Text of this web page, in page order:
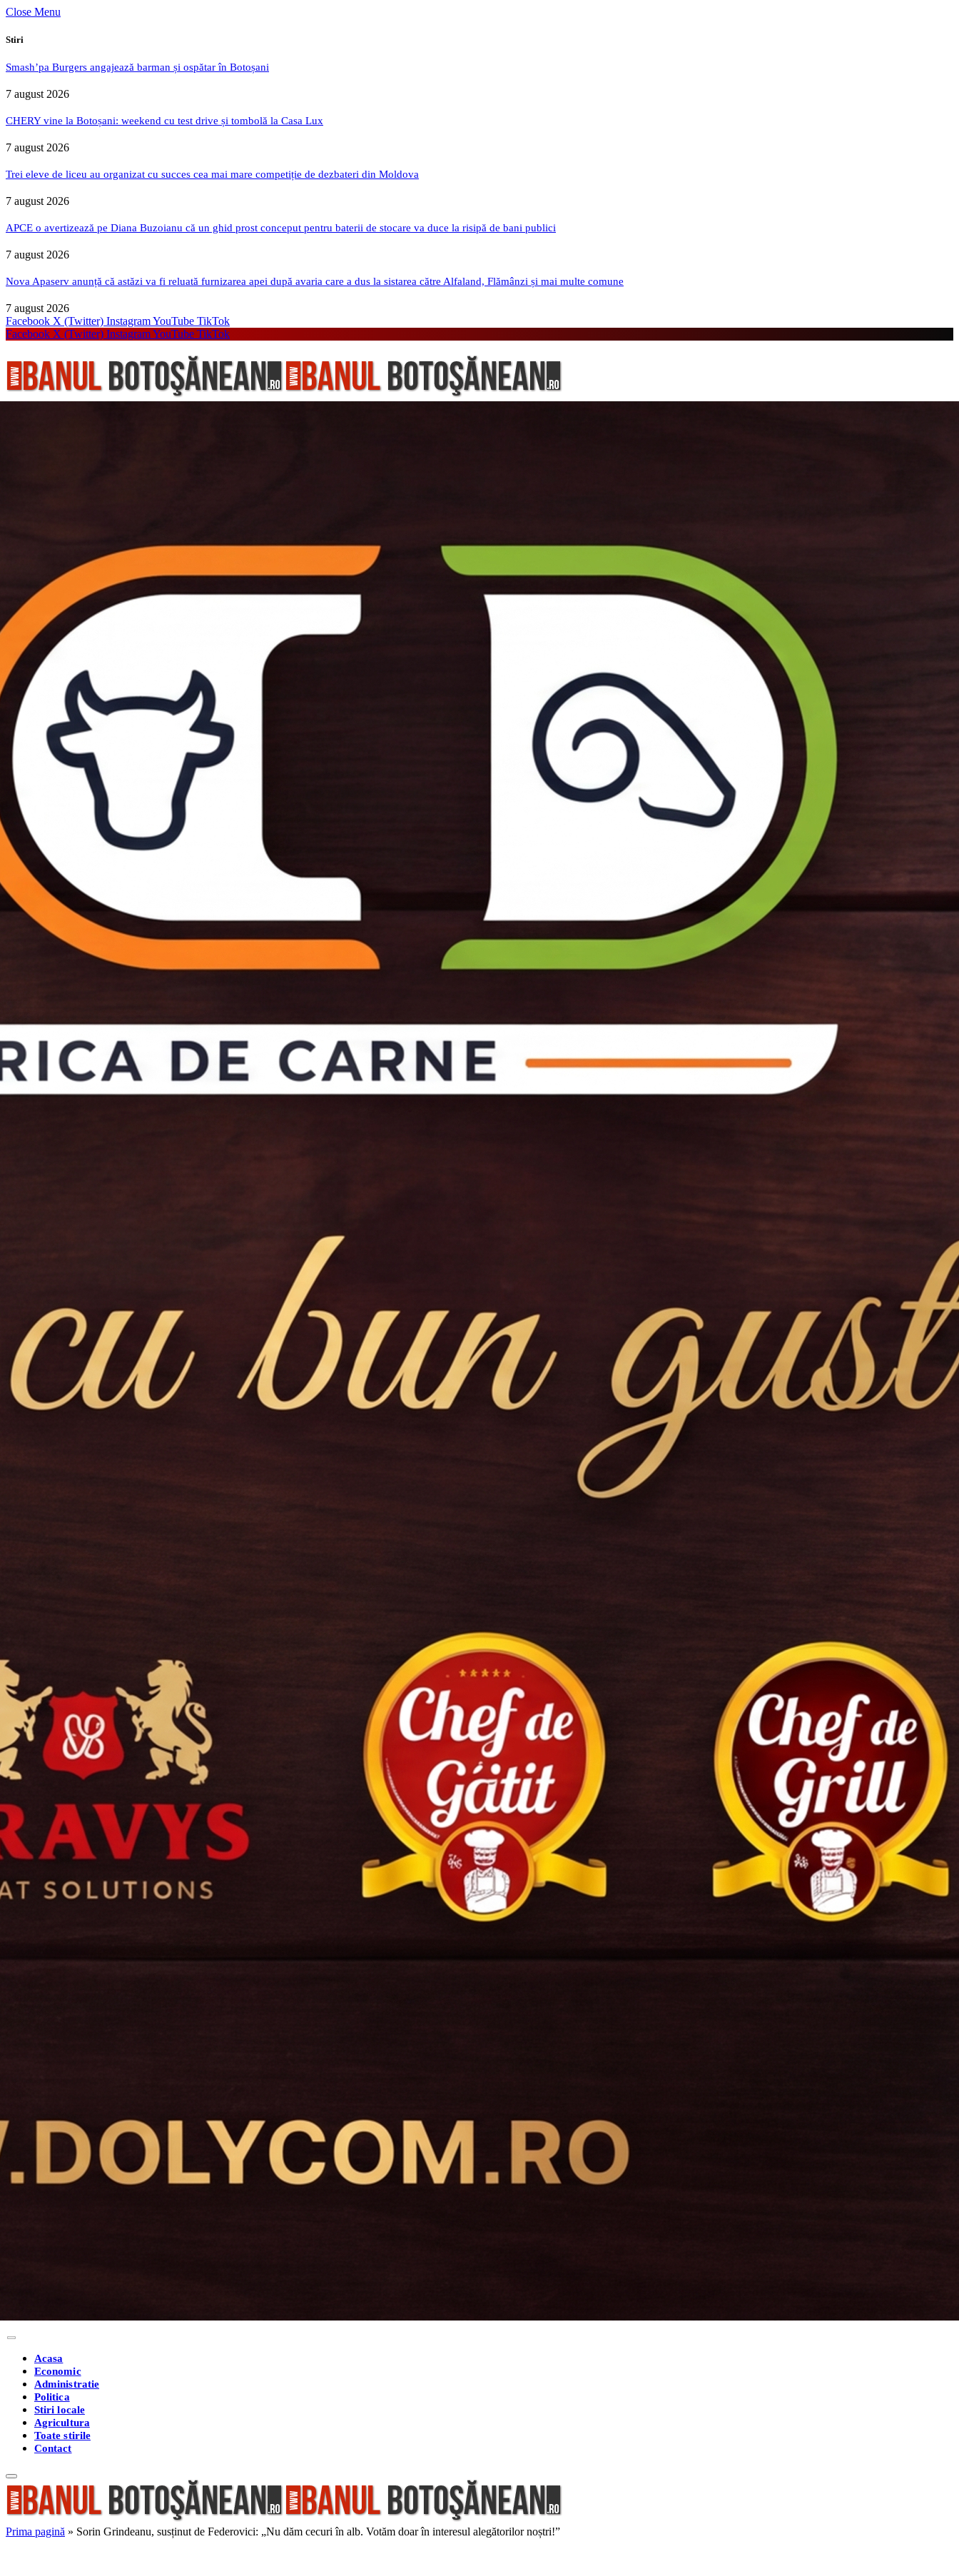
Close Menu
Stiri
Smash’pa Burgers angajează barman și ospătar în Botoșani
7 august 2026
CHERY vine la Botoșani: weekend cu test drive și tombolă la Casa Lux
7 august 2026
Trei eleve de liceu au organizat cu succes cea mai mare competiție de dezbateri din Moldova
7 august 2026
APCE o avertizează pe Diana Buzoianu că un ghid prost conceput pentru baterii de stocare va duce la risipă de bani publici
7 august 2026
Nova Apaserv anunță că astăzi va fi reluată furnizarea apei după avaria care a dus la sistarea către Alfaland, Flămânzi și mai multe comune
7 august 2026
Facebook X (Twitter) InstagramYouTube TikTok
Facebook X (Twitter) InstagramYouTube TikTok
Acasa
Economic
Administratie
Politica
Stiri locale
Agricultura
Toate stirile
Contact
Prima pagină » Sorin Grindeanu, susținut de Federovici: „Nu dăm cecuri în alb. Votăm doar în interesul alegătorilor noștri!”